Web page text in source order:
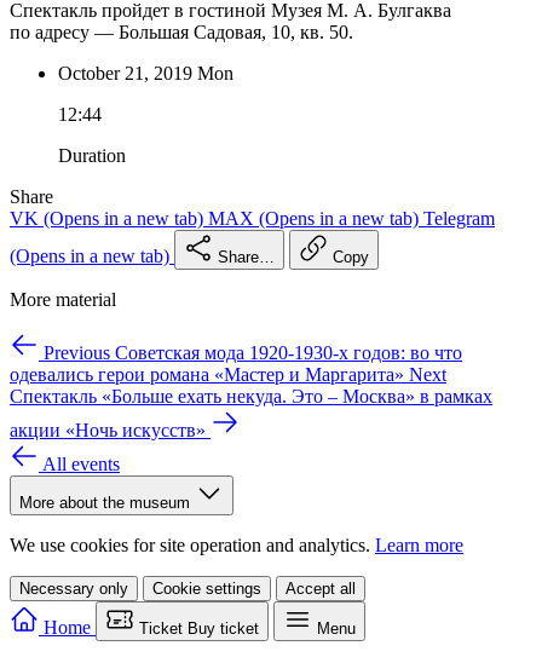
Спектакль пройдет в гостиной Музея М. А. Булгаква
по адресу — Большая Садовая, 10, кв. 50.
October 21, 2019 Mon
12:44
Duration
Share
VK (Opens in a new tab) MAX (Opens in a new tab) Telegram
(Opens in a new tab)
Share… Copy
More material
Previous Советская мода 1920-1930-х годов: во что
одевались герои романа «Мастер и Маргарита» Next
Спектакль «Больше ехать некуда. Это – Москва» в рамках
акции «Ночь искусств»
All events
More about the museum
We use cookies for site operation and analytics. Learn more
Necessary only Cookie settings Accept all
Home Ticket Buy ticket Menu